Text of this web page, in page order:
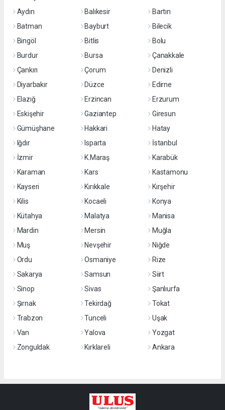
Aydın
Balıkesir
Bartın
Batman
Bayburt
Bilecik
Bingöl
Bitlis
Bolu
Burdur
Bursa
Çanakkale
Çankırı
Çorum
Denizli
Diyarbakır
Düzce
Edirne
Elazığ
Erzincan
Erzurum
Eskişehir
Gaziantep
Giresun
Gümüşhane
Hakkari
Hatay
Iğdır
Isparta
İstanbul
İzmir
K.Maraş
Karabük
Karaman
Kars
Kastamonu
Kayseri
Kırıkkale
Kırşehir
Kilis
Kocaeli
Konya
Kütahya
Malatya
Manisa
Mardin
Mersin
Muğla
Muş
Nevşehir
Niğde
Ordu
Osmaniye
Rize
Sakarya
Samsun
Siirt
Sinop
Sivas
Şanlıurfa
Şırnak
Tekirdağ
Tokat
Trabzon
Tunceli
Uşak
Van
Yalova
Yozgat
Zonguldak
Kırklareli Ankara